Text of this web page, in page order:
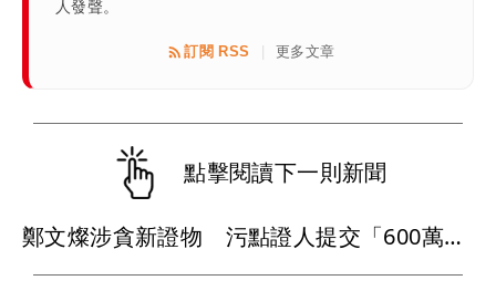
人發聲。
訂閱 RSS 更多文章
點擊閱讀下一則新聞
鄭文燦涉貪新證物 污點證人提交「600萬裝錢袋」！另有500萬背包不見了